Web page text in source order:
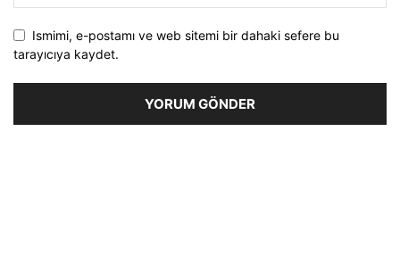
Ismimi, e-postamı ve web sitemi bir dahaki sefere bu
tarayıcıya kaydet.